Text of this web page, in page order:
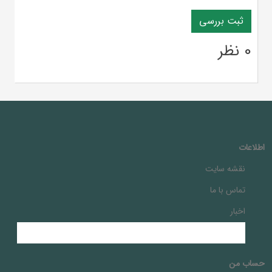
0 نظر
اطلاعات
نقشه سایت
تماس با ما
اخبار
حساب من